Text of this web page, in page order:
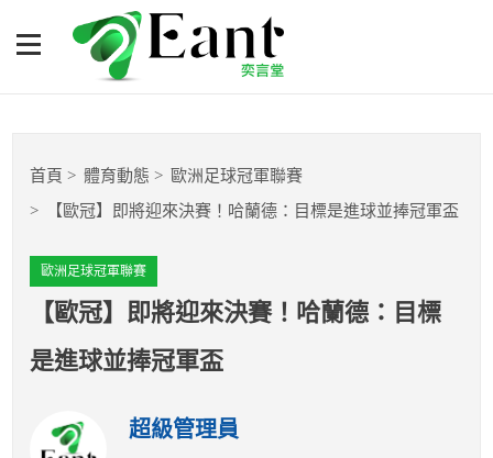
【歐冠】即將迎來決賽！哈
蘭德：目標是進球並捧冠軍
籃球
球隊數據
運彩報報
明星分析師
首頁 體育動態 歐洲足球冠軍聯賽
【歐冠】即將迎來決賽！哈蘭德：目標是進球並捧冠軍盃
歐洲足球冠軍聯賽
【歐冠】即將迎來決賽！哈蘭德：目標
是進球並捧冠軍盃
超級管理員